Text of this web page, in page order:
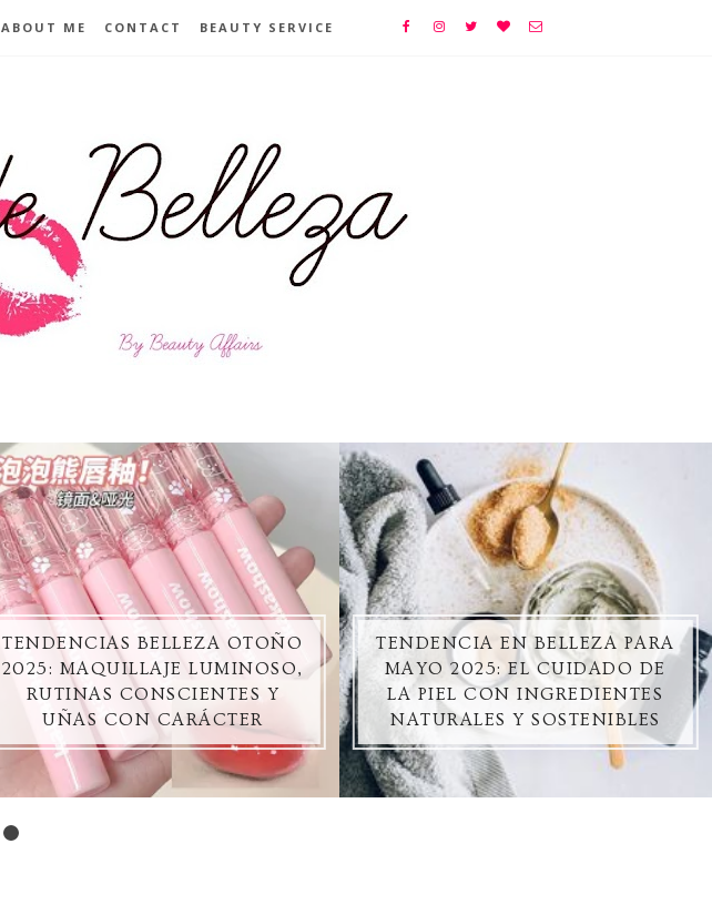
ABOUT ME CONTACT BEAUTY SERVICE
TENDENCIAS BELLEZA OTOÑO
2025: MAQUILLAJE LUMINOSO,
RUTINAS CONSCIENTES Y
UÑAS CON CARÁCTER
TENDENCIA EN BELLEZA PARA
MAYO 2025: EL CUIDADO DE
LA PIEL CON INGREDIENTES
NATURALES Y SOSTENIBLES